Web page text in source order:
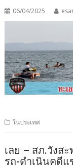
06/04/2025
ในประเทศ
เลย – สภ.วังส
รถ-ดำเนินคดีแ